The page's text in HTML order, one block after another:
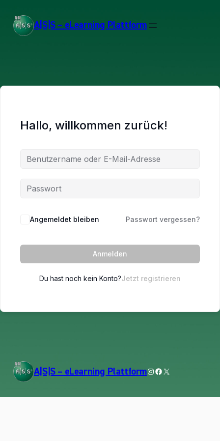
A|S|S – eLearning Plattform
Hallo, willkommen zurück!
Angemeldet bleiben Passwort vergessen?
Anmelden
Du hast noch kein Konto?Jetzt registrieren
A|S|S – eLearning PlattformInstagram
Facebook
X